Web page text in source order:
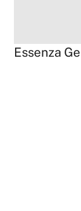
Essenza